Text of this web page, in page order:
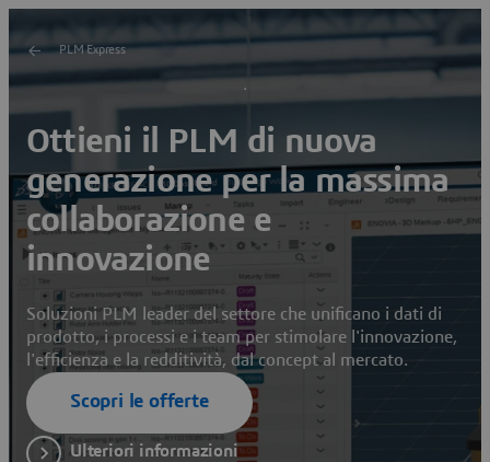
PLM Express
Ottieni il PLM di nuova
generazione per la massima
collaborazione e
innovazione
Soluzioni PLM leader del settore che unificano i dati di
prodotto, i processi e i team per stimolare l'innovazione,
l'efficienza e la redditività, dal concept al mercato.
Scopri le offerte
Ulteriori informazioni